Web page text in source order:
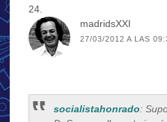
madridsXXI
27/03/2012 A LAS
socialistahonrado: